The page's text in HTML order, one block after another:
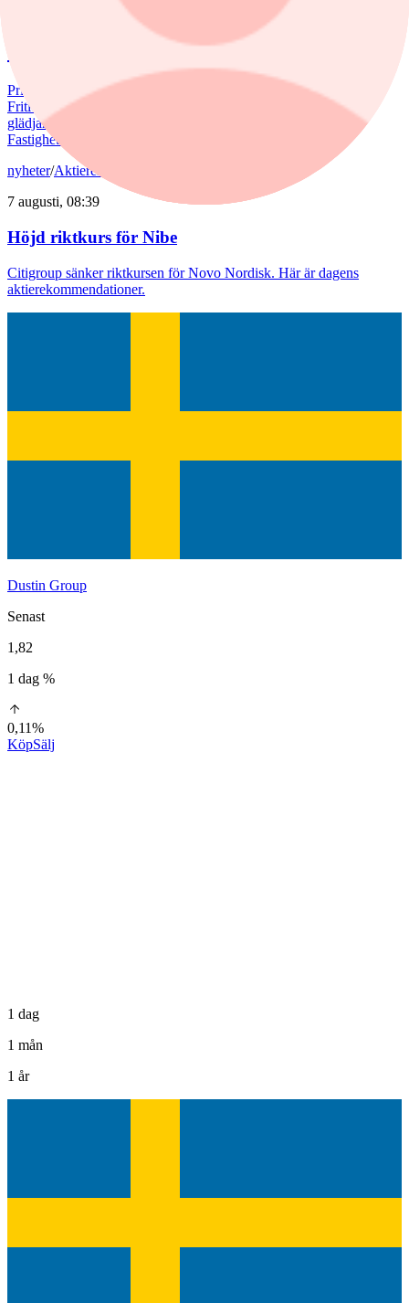
Juli bjöd på billigare bostadsrätter – nu
väntar en aktiv marknad
Priserna på bostadsrätter sjönk i juli medan villapriserna ökade.
Fritidshusmarknaden bjöd samtidigt på månadens tredbrott. "En
glädjande signal", menar Liza Nyberg, tf VD för Svensk
Fastighetsförmedling.
nyheter/Aktierekommendationer
7 augusti, 08:39
Höjd riktkurs för Nibe
Citigroup sänker riktkursen för Novo Nordisk. Här är dagens
aktierekommendationer.
Dustin Group
Senast
1,82
1 dag %
0,11%
KöpSälj
1 dag
1 mån
1 år